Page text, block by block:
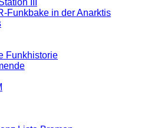
III
Funkbake in der Anarktis
Funkhistorie